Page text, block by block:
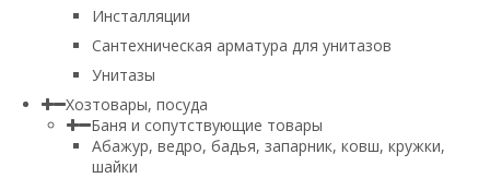
Инсталляции
Сантехническая арматура для унитазов
Унитазы
Хозтовары, посуда
Баня и сопутствующие товары
Абажур, ведро, бадья, запарник, ковш, кружки,
шайки